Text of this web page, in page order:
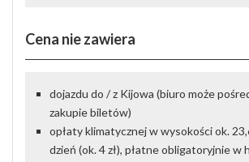
Cena nie zawiera
dojazdu do / z Kijowa (biuro może
zakupie biletów)
opłaty klimatycznej w wysokości ok.
dzień (ok. 4 zł), płatne obligatoryjnie w